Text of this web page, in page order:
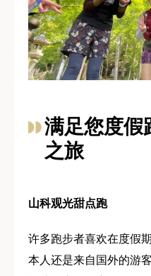
满足您度
之旅
山科观光甜点跑
许多跑步者喜欢在度假
本人还是来自国外的游